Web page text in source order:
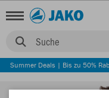
Suche
Summer Deals | Bis zu 50%